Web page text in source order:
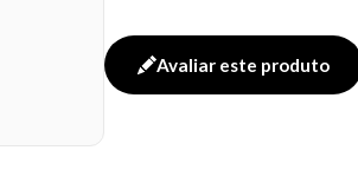
Avaliar este produto